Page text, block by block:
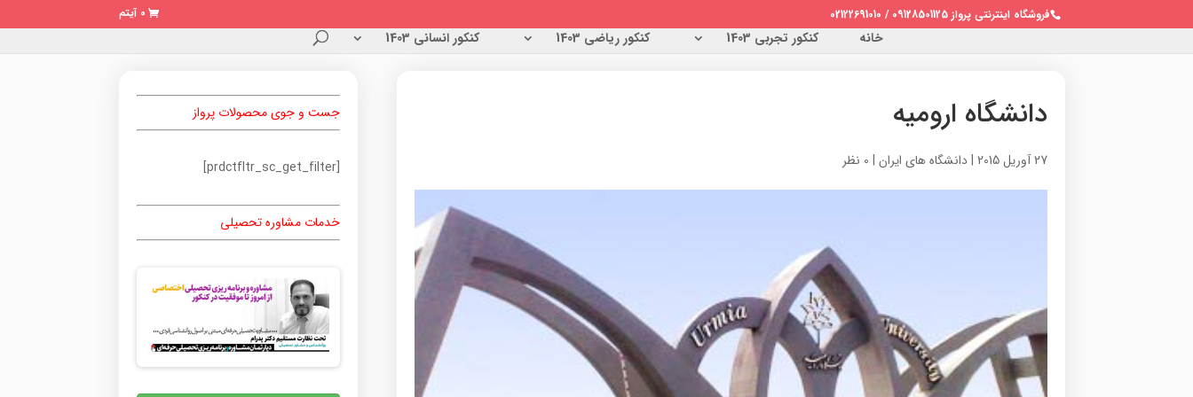
فروشگاه اینترنتی پرواز 09128501125 / 02122691010 0 آیتم
خانه کنکور تجربی 1403 کنکور ریاضی 1403 کنکور انسانی 1403
دانشگاه ارومیه
27 آوریل 2015 |دانشگاه های ایران | 0 نظر
جست و جوی محصولات پرواز
[prdctfltr_sc_get_filter]
خدمات مشاوره تحصیلی